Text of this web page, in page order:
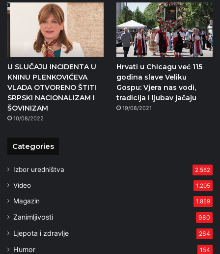
U SLUČAJU INCIDENTA U
KNINU PLENKOVIĆEVA
VLADA OTVORENO ŠTITI
SRPSKI NACIONALIZAM I
ŠOVINIZAM
10/08/2022
Hrvati u Chicagu već 115
godina slave Veliku
Gospu: Vjera nas vodi,
tradicija i ljubav jačaju
19/08/2021
Categories
Izbor uredništva 2.562
Video 1.205
Magazin 1.859
Zanimljivosti 980
Ljepota i zdravlje 264
Humor 154